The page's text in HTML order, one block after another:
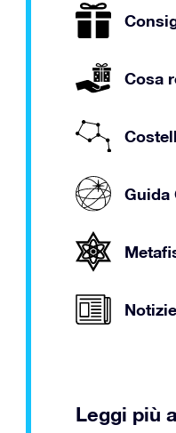
Cosa
Guida
Notizie
Leggi più